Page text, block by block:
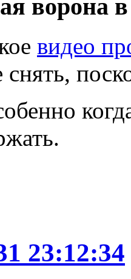
ворона
видео
снять,
23:12:34